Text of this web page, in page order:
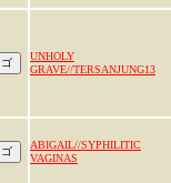
UNHOLY
GRAVE//TERSANJUNG13
ABIGAIL//SYPHILITIC
VAGINAS